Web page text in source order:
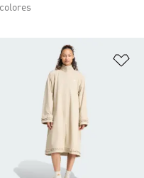
a la lista de deseos